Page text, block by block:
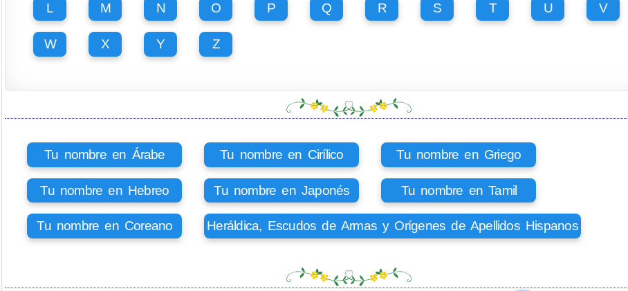
L M N O P Q R S T U V
W X Y Z
Tu nombre en Árabe Tu nombre en Cirílico Tu nombre en Griego
Tu nombre en Hebreo Tu nombre en Japonés Tu nombre en Tamil
Tu nombre en Coreano Heráldica, Escudos de Armas y Orígenes de Apellidos Hispanos